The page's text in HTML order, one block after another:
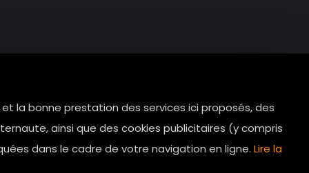
la bonne prestation des services ici proposés, des
ainsi que des cookies publicitaires (y compris
dans le cadre de votre navigation en ligne. Lire la
Horaires d’ouverture: 11h - 19h30 Du